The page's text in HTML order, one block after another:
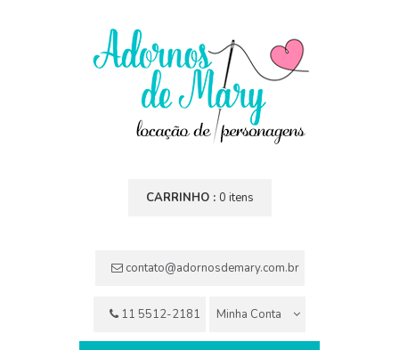
CARRINHO : 0 itens
contato@adornosdemary.com.br
11 5512-2181 Minha Conta